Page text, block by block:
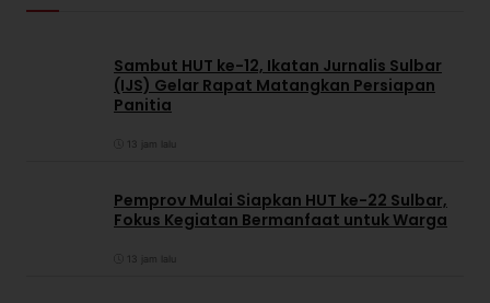
Sambut HUT ke-12, Ikatan Jurnalis Sulbar
(IJS) Gelar Rapat Matangkan Persiapan
Panitia
13 jam lalu
Pemprov Mulai Siapkan HUT ke-22 Sulbar,
Fokus Kegiatan Bermanfaat untuk Warga
13 jam lalu